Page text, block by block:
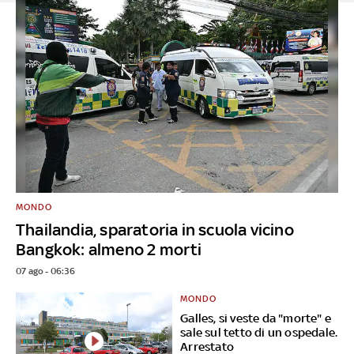
Thailandia, sparatoria in scuola vicino
Bangkok: almeno 2 morti
MONDO
07 ago - 06:36
Galles, si veste da "morte" e
sale sul tetto di un ospedale.
Arrestato
MONDO